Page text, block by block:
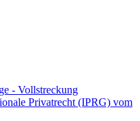
- Vollstreckung
Privatrecht (IPRG) vom